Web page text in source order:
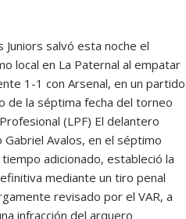
Juniors salvó esta noche el
local en La Paternal al empatar
1-1 con Arsenal, en un partido
de la séptima fecha del torneo
(LPF) El delantero
Gabriel Avalos, en el séptimo
adicionado, estableció la
mediante un tiro penal
revisado por el VAR, a
infracción del arquero